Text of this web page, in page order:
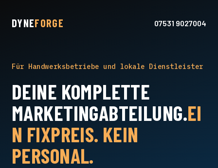
DYNEFORGE 07531 9027004
Für Handwerksbetriebe und lokale Dienstleister
DEINE KOMPLETTE
MARKETINGABTEILUNG.EI
N FIXPREIS. KEIN
PERSONAL.